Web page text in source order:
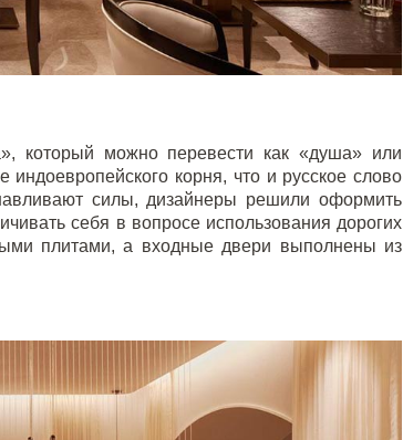
который можно перевести как «душа» или
корня, что и русское слово
силы, дизайнеры решили оформить
себя в вопросе использования дорогих
плитами, а входные двери выполнены из